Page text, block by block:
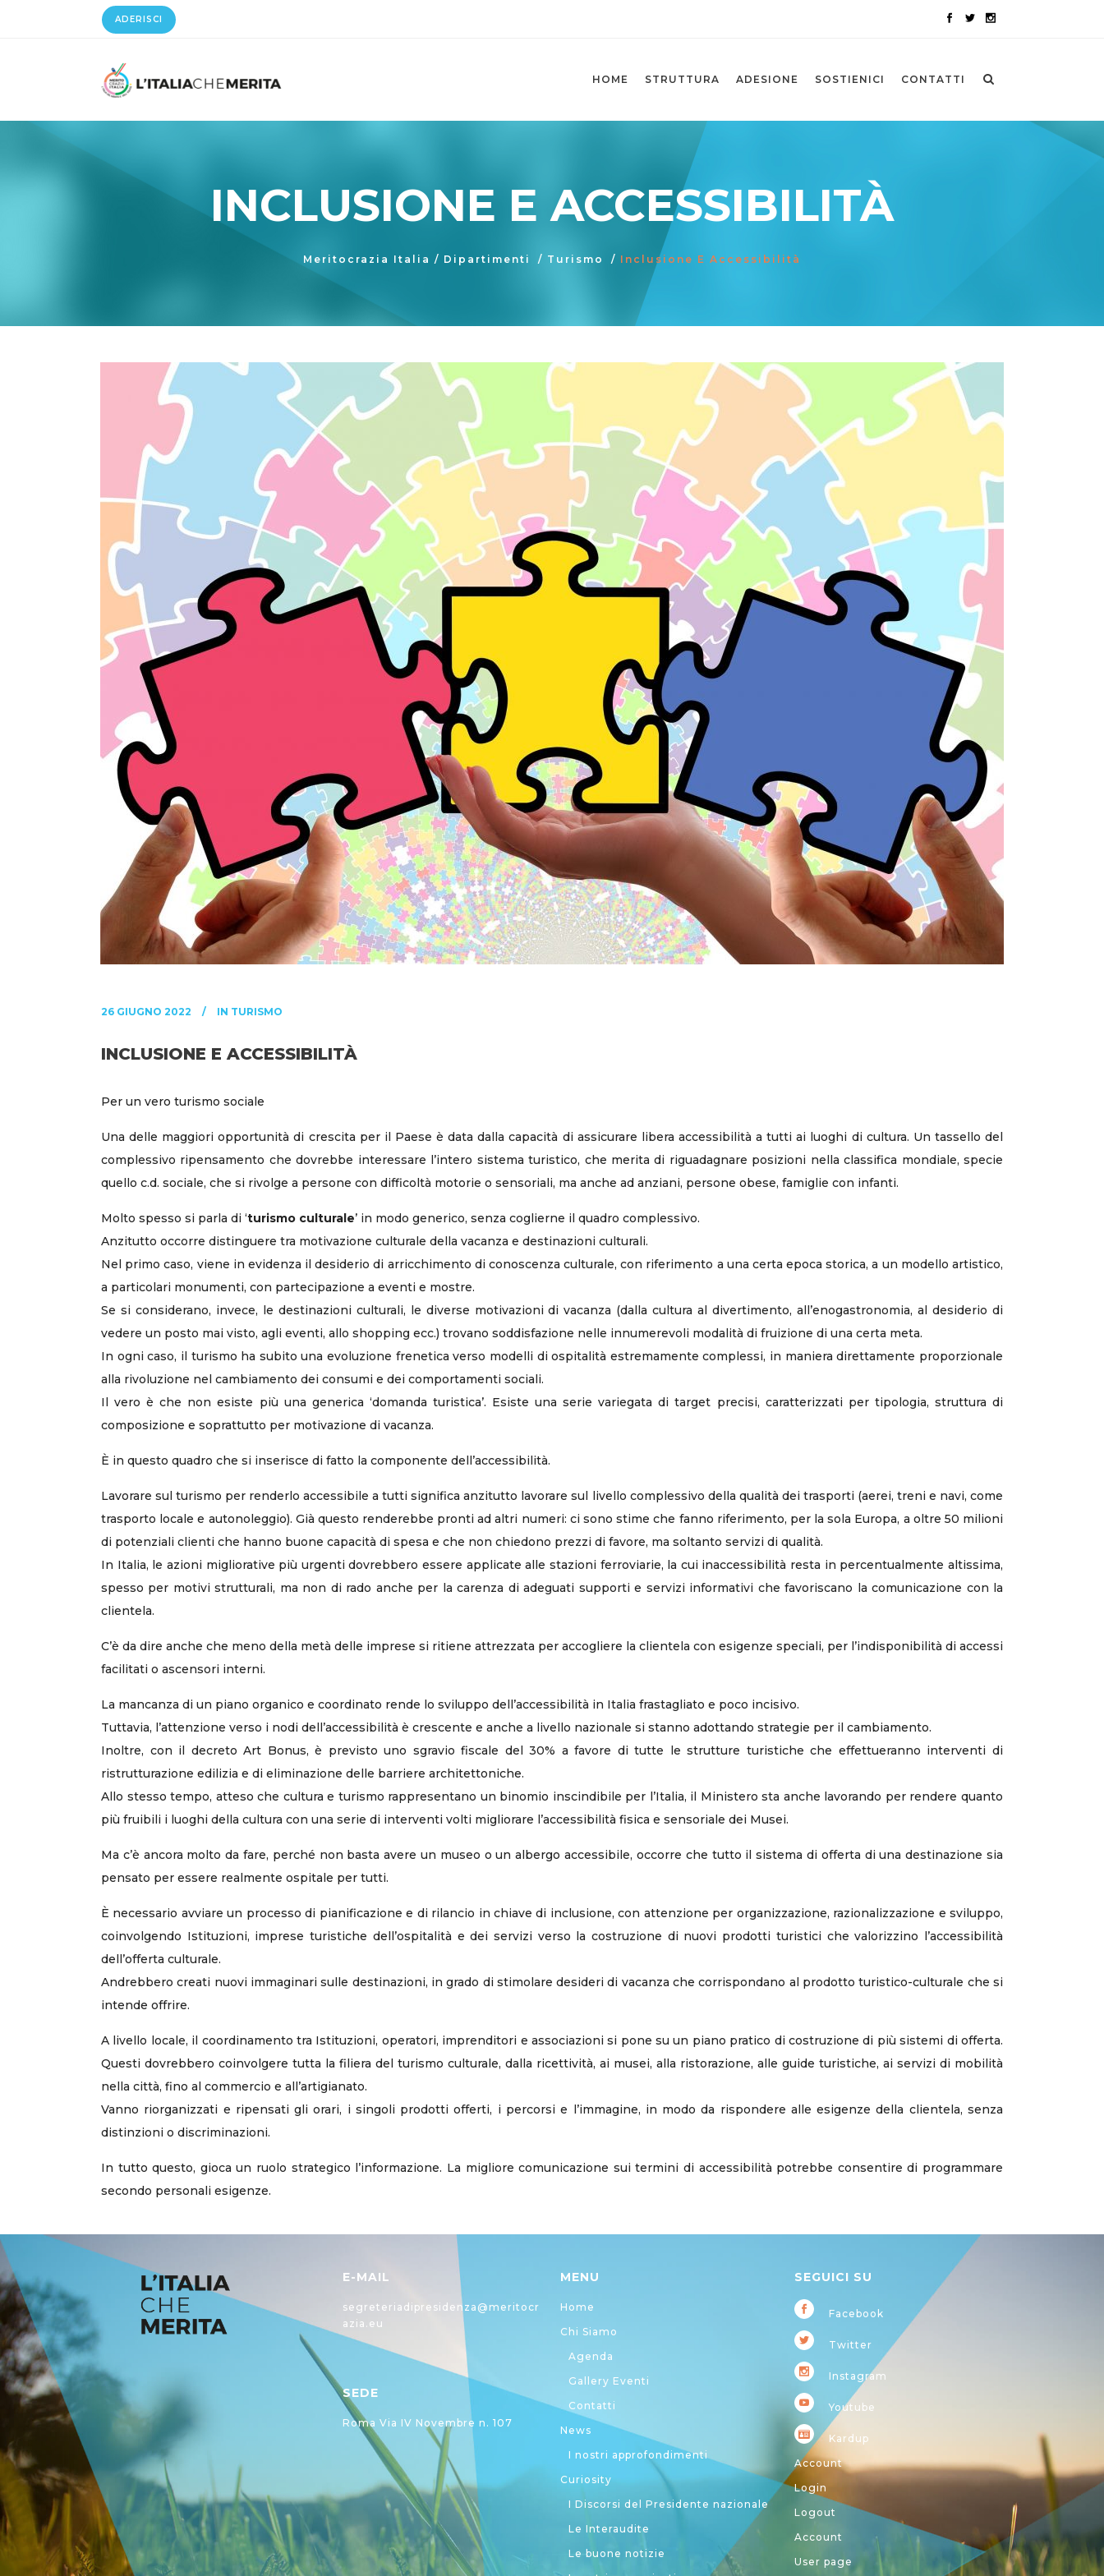
ADERISCI
HOME STRUTTURA ADESIONE SOSTIENICI CONTATTI
INCLUSIONE E ACCESSIBILITÀ
Meritocrazia Italia / Dipartimenti / Turismo / Inclusione E Accessibilità
26 GIUGNO 2022 IN TURISMO
INCLUSIONE E ACCESSIBILITÀ
Per un vero turismo sociale
Una delle maggiori opportunità di crescita per il Paese è data dalla capacità di assicurare libera accessibilità a tutti ai luoghi di cultura. Un tassello del
complessivo ripensamento che dovrebbe interessare l’intero sistema turistico, che merita di riguadagnare posizioni nella classifica mondiale, specie
quello c.d. sociale, che si rivolge a persone con difficoltà motorie o sensoriali, ma anche ad anziani, persone obese, famiglie con infanti.
Molto spesso si parla di ‘turismo culturale’ in modo generico, senza coglierne il quadro complessivo.
Anzitutto occorre distinguere tra motivazione culturale della vacanza e destinazioni culturali.
Nel primo caso, viene in evidenza il desiderio di arricchimento di conoscenza culturale, con riferimento a una certa epoca storica, a un modello artistico,
a particolari monumenti, con partecipazione a eventi e mostre.
Se si considerano, invece, le destinazioni culturali, le diverse motivazioni di vacanza (dalla cultura al divertimento, all’enogastronomia, al desiderio di
vedere un posto mai visto, agli eventi, allo shopping ecc.) trovano soddisfazione nelle innumerevoli modalità di fruizione di una certa meta.
In ogni caso, il turismo ha subito una evoluzione frenetica verso modelli di ospitalità estremamente complessi, in maniera direttamente proporzionale
alla rivoluzione nel cambiamento dei consumi e dei comportamenti sociali.
Il vero è che non esiste più una generica ‘domanda turistica’. Esiste una serie variegata di target precisi, caratterizzati per tipologia, struttura di
composizione e soprattutto per motivazione di vacanza.
È in questo quadro che si inserisce di fatto la componente dell’accessibilità.
Lavorare sul turismo per renderlo accessibile a tutti significa anzitutto lavorare sul livello complessivo della qualità dei trasporti (aerei, treni e navi, come
trasporto locale e autonoleggio). Già questo renderebbe pronti ad altri numeri: ci sono stime che fanno riferimento, per la sola Europa, a oltre 50 milioni
di potenziali clienti che hanno buone capacità di spesa e che non chiedono prezzi di favore, ma soltanto servizi di qualità.
In Italia, le azioni migliorative più urgenti dovrebbero essere applicate alle stazioni ferroviarie, la cui inaccessibilità resta in percentualmente altissima,
spesso per motivi strutturali, ma non di rado anche per la carenza di adeguati supporti e servizi informativi che favoriscano la comunicazione con la
clientela.
C’è da dire anche che meno della metà delle imprese si ritiene attrezzata per accogliere la clientela con esigenze speciali, per l’indisponibilità di accessi
facilitati o ascensori interni.
La mancanza di un piano organico e coordinato rende lo sviluppo dell’accessibilità in Italia frastagliato e poco incisivo.
Tuttavia, l’attenzione verso i nodi dell’accessibilità è crescente e anche a livello nazionale si stanno adottando strategie per il cambiamento.
Inoltre, con il decreto Art Bonus, è previsto uno sgravio fiscale del 30% a favore di tutte le strutture turistiche che effettueranno interventi di
ristrutturazione edilizia e di eliminazione delle barriere architettoniche.
Allo stesso tempo, atteso che cultura e turismo rappresentano un binomio inscindibile per l’Italia, il Ministero sta anche lavorando per rendere quanto
più fruibili i luoghi della cultura con una serie di interventi volti migliorare l’accessibilità fisica e sensoriale dei Musei.
Ma c’è ancora molto da fare, perché non basta avere un museo o un albergo accessibile, occorre che tutto il sistema di offerta di una destinazione sia
pensato per essere realmente ospitale per tutti.
È necessario avviare un processo di pianificazione e di rilancio in chiave di inclusione, con attenzione per organizzazione, razionalizzazione e sviluppo,
coinvolgendo Istituzioni, imprese turistiche dell’ospitalità e dei servizi verso la costruzione di nuovi prodotti turistici che valorizzino l’accessibilità
dell’offerta culturale.
Andrebbero creati nuovi immaginari sulle destinazioni, in grado di stimolare desideri di vacanza che corrispondano al prodotto turistico-culturale che si
intende offrire.
A livello locale, il coordinamento tra Istituzioni, operatori, imprenditori e associazioni si pone su un piano pratico di costruzione di più sistemi di offerta.
Questi dovrebbero coinvolgere tutta la filiera del turismo culturale, dalla ricettività, ai musei, alla ristorazione, alle guide turistiche, ai servizi di mobilità
nella città, fino al commercio e all’artigianato.
Vanno riorganizzati e ripensati gli orari, i singoli prodotti offerti, i percorsi e l’immagine, in modo da rispondere alle esigenze della clientela, senza
distinzioni o discriminazioni.
In tutto questo, gioca un ruolo strategico l’informazione. La migliore comunicazione sui termini di accessibilità potrebbe consentire di programmare
secondo personali esigenze.
E-MAIL
segreteriadipresidenza@meritocr
azia.eu
SEDE
Roma Via IV Novembre n. 107
MENU
Home
Chi Siamo
Agenda
Gallery Eventi
Contatti
News
I nostri approfondimenti
Curiosity
I Discorsi del Presidente nazionale
Le Interaudite
Le buone notizie
SEGUICI SU
Facebook
Twitter
Instagram
Youtube
Kardup
Account
Login
Logout
Account
User page